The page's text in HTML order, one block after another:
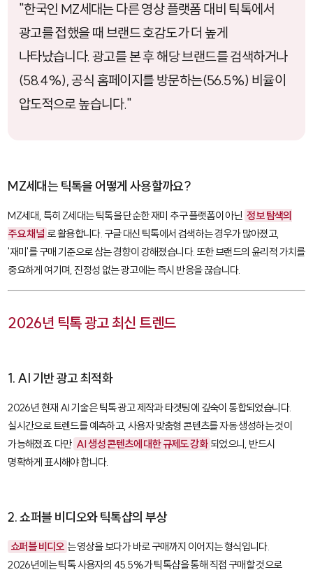
"한국인 MZ세대는 다른 영상 플랫폼 대비 틱톡에서
광고를 접했을 때 브랜드 호감도가 더 높게
나타났습니다. 광고를 본 후 해당 브랜드를 검색하거나
(58.4%), 공식 홈페이지를 방문하는(56.5%) 비율이
압도적으로 높습니다."
MZ세대는 틱톡을 어떻게 사용할까요?
MZ세대, 특히 Z세대는 틱톡을 단순한 재미 추구 플랫폼이 아닌 정보 탐색의
주요 채널 로 활용합니다. 구글 대신 틱톡에서 검색하는 경우가 많아졌고,
'재미'를 구매 기준으로 삼는 경향이 강해졌습니다. 또한 브랜드의 윤리적 가치를
중요하게 여기며, 진정성 없는 광고에는 즉시 반응을 끊습니다.
2026년 틱톡 광고 최신 트렌드
1. AI 기반 광고 최적화
2026년 현재 AI 기술은 틱톡 광고 제작과 타겟팅에 깊숙이 통합되었습니다.
실시간으로 트렌드를 예측하고, 사용자 맞춤형 콘텐츠를 자동 생성하는 것이
가능해졌죠. 다만 AI 생성 콘텐츠에 대한 규제도 강화 되었으니, 반드시
명확하게 표시해야 합니다.
2. 쇼퍼블 비디오와 틱톡샵의 부상
쇼퍼블 비디오 는 영상을 보다가 바로 구매까지 이어지는 형식입니다.
2026년에는 틱톡 사용자의 45.5%가 틱톡샵을 통해 직접 구매할 것으로